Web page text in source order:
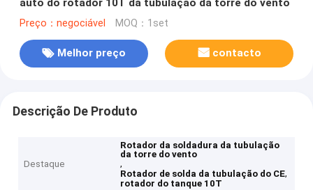
auto do rotador 10T da tubulação da torre do vento
Preço：negociável MOQ：1set
Melhor preço contacto
Descrição De Produto
Destaque
Rotador da soldadura da tubulação
da torre do vento
,
Rotador de solda da tubulação do CE,
rotador do tanque 10T